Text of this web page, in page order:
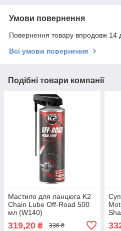
Умови повернення
Повернення товару впродовж 14
Всі умови повернення
Подібні товари компанії
Мастило для ланцюга K2
Chain Lube Off-Road 500
мл (W140)
319,20 ₴ 336 ₴